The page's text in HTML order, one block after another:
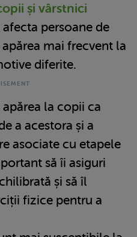
și vârstnici
persoane de
mai frecvent la
diferite.
la copii ca
a acestora și a
asociate cu etapele
să îi asiguri
și să îl
fizice pentru a